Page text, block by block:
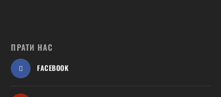
ПРАТИ НАС
FACEBOOK